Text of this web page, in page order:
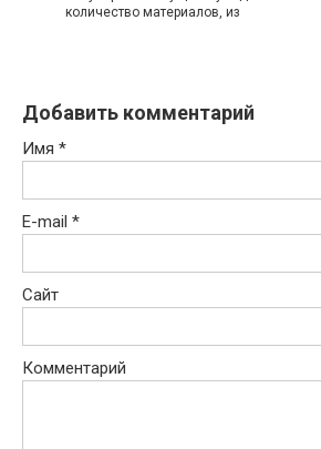
количество материалов, из
Добавить комментарий
Имя *
E-mail *
Сайт
Комментарий